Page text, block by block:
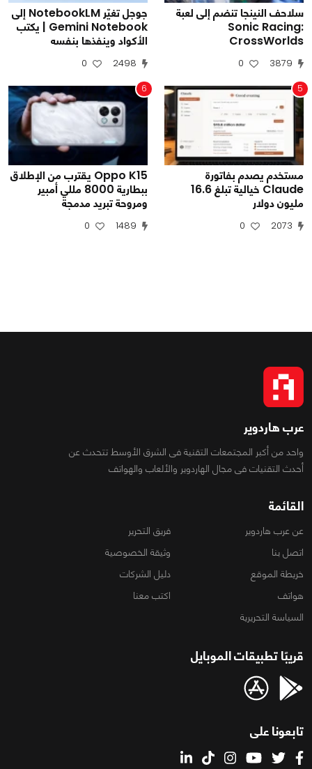
سلاحف النينجا تنضم إلى لعبة
Sonic Racing:
CrossWorlds
3879
0
جوجل تغيّر NotebookLM إلى
Gemini Notebook | يكتب
الأكواد وينفذها بنفسه
2498
0
5
مستخدم يصدم بفاتورة
Claude خيالية تبلغ 16.6
مليون دولار
2073
0
6
Oppo K15 يقترب من الإطلاق
ببطارية 8000 مللي أمبير
ومروحة تبريد مدمجة
1489
0
عرب هاردوير
واحد من أكبر المجتمعات التقنية فى الشرق الأوسط تتحدث عن
أحدث التقنيات فى مجال الهاردوير والألعاب والهواتف
القائمة
عن عرب هاردوير
فريق التحرير
اتصل بنا
وثيقة الخصوصية
خريطة الموقع
دليل الشركات
هواتف
اكتب معنا
السياسة التحريرية
قريبًا تطبيقات الموبايل
تابعونا على